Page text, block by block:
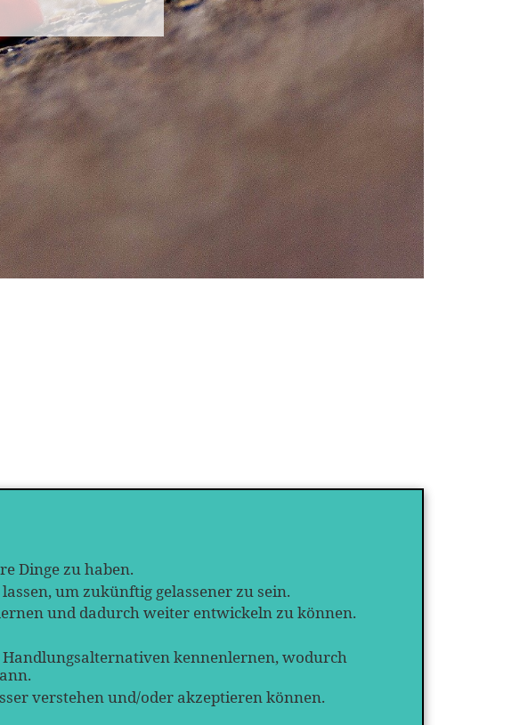
Dinge zu haben.
um zukünftig gelassener zu sein.
und dadurch weiter entwickeln zu können.
Handlungsalternativen kennenlernen, wodurch
verstehen und/oder akzeptieren können.